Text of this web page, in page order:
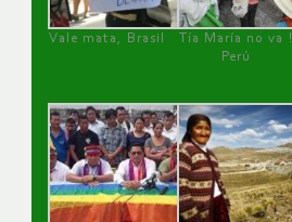
Vale mata, Brasil
Tía María no va !
Perú